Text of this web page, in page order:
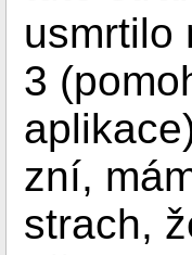
usmrtilo
3
zní,
strach,